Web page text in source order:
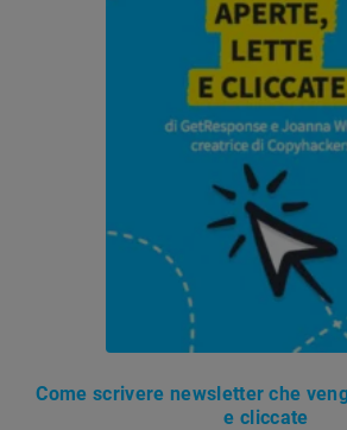
Come scrivere newsletter che
e cliccate